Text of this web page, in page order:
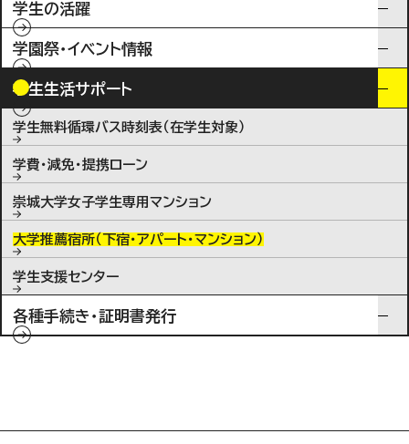
学生の活躍
学園祭・イベント情報
学生生活サポート
学生無料循環バス時刻表（在学生対象）
学費・減免・提携ローン
崇城大学女子学生専用マンション
大学推薦宿所（下宿・アパート・マンション）
学生支援センター
各種手続き・証明書発行